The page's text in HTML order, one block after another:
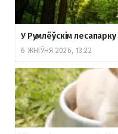
У Румлёўскім
6 ЖНІЎНЯ 2026, 13:22